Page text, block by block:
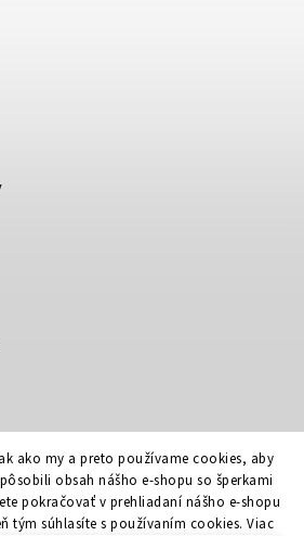
ako my a preto používame cookies, aby
obsah nášho e-shopu so šperkami
pokračovať v prehliadaní nášho e-shopu
tým súhlasíte s používaním cookies. Viac